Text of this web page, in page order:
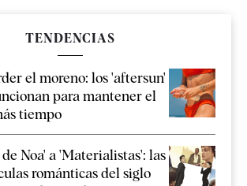
TENDENCIAS
el moreno: los 'aftersun'
para mantener el
tiempo
Noa' a 'Materialistas': las
románticas del siglo